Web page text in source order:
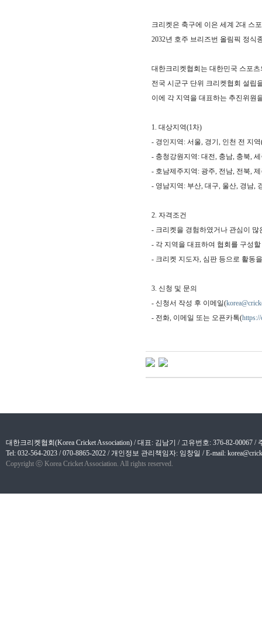
크리켓은 축구에 이은 세계 2대 스
2032년 호주 브리즈번 올림픽 정식
대한크리켓협회는 대한민국 스포
전국 시군구 단위 크리켓협회 설립
이에 각 지역을 대표하는 추진위원
1. 대상지역(1차)
- 경인지역 : 서울, 경기 , 인천 전 지역
- 충청강원지역 : 대전, 충남, 충북,
- 호남제주지역 : 광주, 전남, 전북, 제
- 영남지역 : 부산, 대구, 울산, 경남,
2. 자격조건
- 크리켓을 경험하였거나 관심이 많
- 각 지역을 대표하여 협회를 구성
- 크리켓 지도자, 심판 등으로 활동
3. 신청 및 문의
- 신청서 작성 후 이메일(
- 전화, 이메일 또는 오픈카톡(
대한크리켓협회(Korea Cricket Association) / 대표: 김남기 / 고유번호: 376-82-00067
Tel: 032-564-2023 / 070-8865-2022 / 개인정보 관리책임자: 임창일 / E-mail:
Copyright ⓒ Korea Cricket Association. All rights reserved.